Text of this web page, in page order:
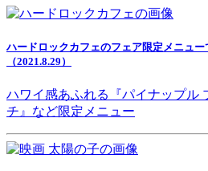
ハードロックカフェのフェア限定メニュー
（2021.8.29）
ハワイ感あふれる『パイナップル
チ』など限定メニュー